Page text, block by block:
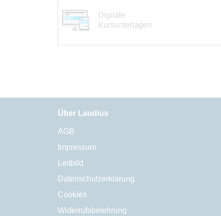
Digitale
Kursunterlagen
Über Laudius
AGB
Impressum
Leitbild
Datenschutzerklärung
Cookies
Widerrufsbelehrung